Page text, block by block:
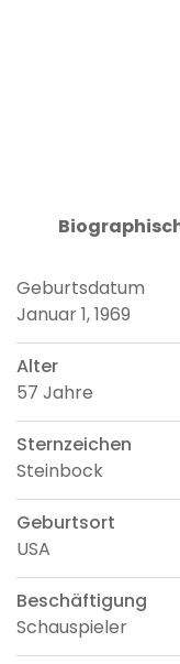
Geburtsdatum
Januar 1, 1969
Alter
57 Jahre
Sternzeichen
Steinbock
Geburtsort
USA
Beschäftigung
Schauspieler